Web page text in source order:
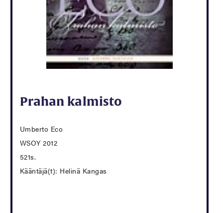
Prahan kalmisto
Umberto Eco
WSOY 2012
521s.
Kääntäjä(t): Helinä Kangas